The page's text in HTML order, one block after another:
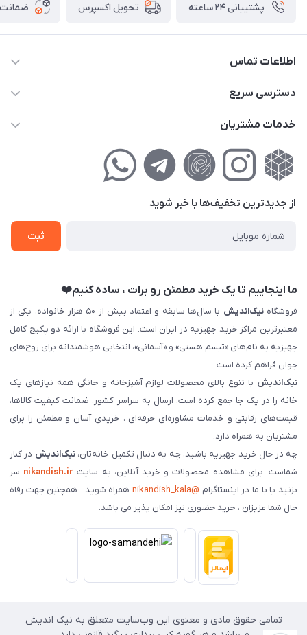
پشتیبانی ۲۴ ساعته تحویل اکسپرس ضمانت
اطلاعات تماس
02177111474
کوچه گلریز 4 غربی ، پلاک 13
دسترسی سریع
حساب کاربری
لیست محصولات
خدمات مشتریان
راهنمای‌خرید‌آنلاین
حریم خصوصی
فروش‌اقساطی
از جدید‌ترین تخفیف‌ها با‌ خبر شوید
ثبت
ما اینجاییم تا یک خرید مطمئن رو برات ، ساده کنیم❤️
فروشگاهنیک‌اندیش
با سال‌ها سابقه و اعتماد بیش از ۵۰ هزار خانواده، یکی از
معتبرترین مراکز خرید جهیزیه در ایران است. این فروشگاه با ارائه دو پکیج کامل
جهیزیه به نام‌های «تبسم هستی» و «آسمانی»، انتخابی هوشمندانه برای زوج‌های
جوان فراهم کرده است.
نیک‌اندیش با تنوع بالای محصولات لوازم آشپزخانه و خانگی همه نیازهای یک
خانه را در یک جا جمع کرده است. ارسال به سراسر کشور، ضمانت کیفیت کالاها،
قیمت‌های رقابتی و خدمات مشاوره‌ای حرفه‌ای ، خریدی آسان و مطمئن را برای
مشتریان به همراه دارد.
چه در حال خرید جهیزیه باشید، چه به دنبال تکمیل خانه‌تان،نیک‌اندیش در کنار
شماست. برای مشاهده محصولات و خرید آنلاین، به سایت nikandish.ir سر
بزنید یا با ما در اینستاگرام @nikandish_kala
همراه شوید . همچنین جهت رفاه
حال شما عزیزان ، خرید حضوری نیز امکان پذیر می باشد.
تمامی حقوق مادی و معنوی این وب‌سایت متعلق به نیک اندیش